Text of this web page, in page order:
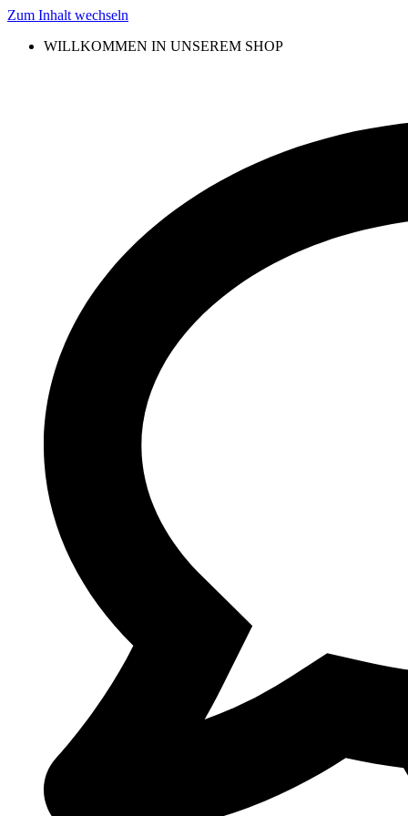
Zum Inhalt wechseln
WILLKOMMEN IN UNSEREM SHOP